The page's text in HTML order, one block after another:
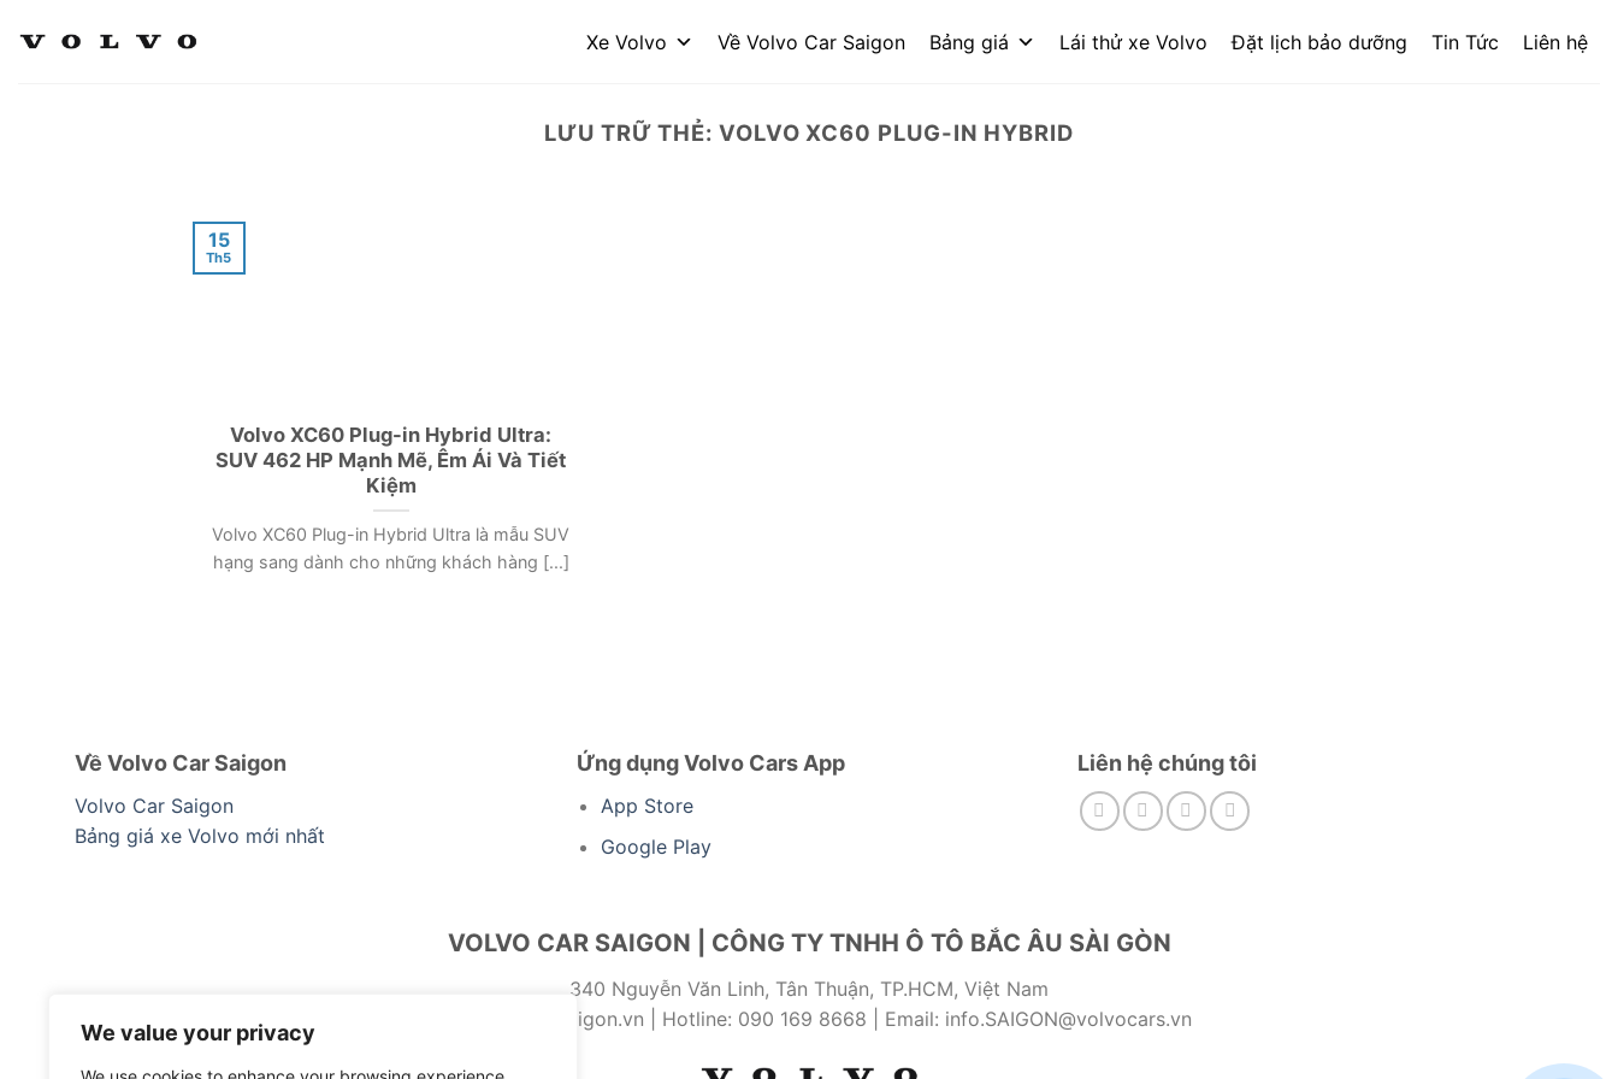
We value your privacy
đến
Xe Volvo Về Volvo Car Saigon Bảng giá Lái thử xe Volvo Đặt lịch bảo dưỡng Tin Tức Liên hệ
LƯU TRỮ THẺ: VOLVO XC60 PLUG-IN HYBRID
Volvo XC60 Plug-in Hybrid Ultra:
SUV 462 HP Mạnh Mẽ, Êm Ái Và Tiết
Kiệm
Volvo XC60 Plug-in Hybrid Ultra là mẫu SUV
hạng sang dành cho những khách hàng [...]
15
Th5
Về Volvo Car Saigon
Volvo Car Saigon
Bảng giá xe Volvo mới nhất
Ứng dụng Volvo Cars App
App Store
Google Play
Liên hệ chúng tôi
VOLVO CAR SAIGON | CÔNG TY TNHH Ô TÔ BẮC ÂU SÀI GÒN
340 Nguyễn Văn Linh, Tân Thuận, TP.HCM, Việt Nam
www.volvocarsaigon.vn | Hotline: 090 169 8668 | Email: info.SAIGON@volvocars.vn